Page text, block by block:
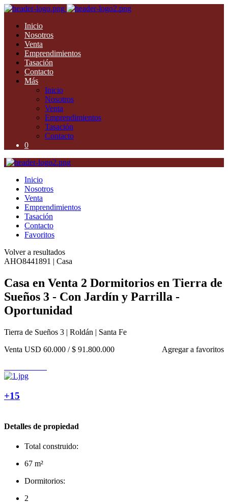
Inicio
Nosotros
Venta
Emprendimientos
Tasación
Contacto
Más
Inicio
Nosotros
Venta
Emprendimientos
Tasación
Contacto
0
Inicio
Nosotros
Venta
Emprendimientos
Tasación
Contacto
Favoritos
Volver a resultados
AHO8441891 | Casa
Casa en Venta 2 Dormitorios en Tierra de
Sueños 3 - Con Jardín y Parrilla -
Oportunidad
Tierra de Sueños 3 | Roldán | Santa Fe
Agregar a favoritos
Venta USD 60.000 /$ 91.800.000
+15
Detalles de propiedad
Total construido:
67 m²
Dormitorios:
2